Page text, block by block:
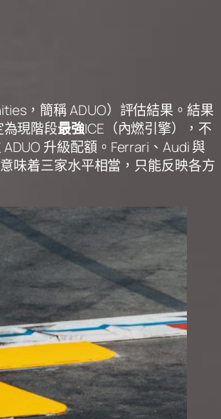
，簡稱 ADUO）評估結果。結果
現階段最強ICE（內燃引擎），不
升級配額。Ferrari、Audi 與
味着三家水平相當，只能反映各方